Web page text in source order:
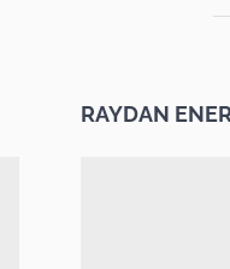
RAYDAN